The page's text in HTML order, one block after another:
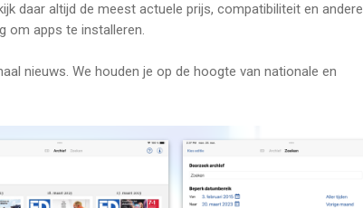
daar altijd de meest actuele prijs, compatibiliteit en andere
om apps te installeren.
nieuws. We houden je op de hoogte van nationale en
sport in de regio zoals amateurvoetbal. En we vertellen
dan op je beeldscherm. De app bevat alle regionale edities